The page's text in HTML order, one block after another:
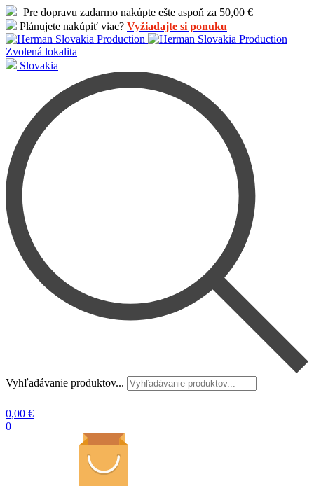
Pre dopravu zadarmo nakúpte ešte aspoň za 50,00 €
Plánujete nakúpiť viac? Vyžiadajte si ponuku
Zvolená lokalita
Slovakia
Vyhľadávanie produktov...
0,00 €
0